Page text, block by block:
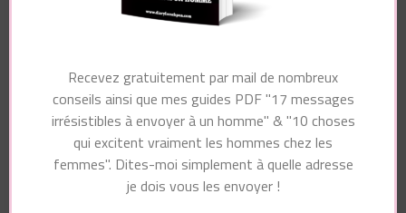
Enregistrer mon nom, mon e-mail et mon site dans
le navigateur pour mon prochain commentaire.
Recevez gratuitement par mail de nombreux
conseils ainsi que mes guides PDF "17 messages
irrésistibles à envoyer à un homme" & "10 choses
qui excitent vraiment les hommes chez les
femmes". Dites-moi simplement à quelle adresse
je dois vous les envoyer !